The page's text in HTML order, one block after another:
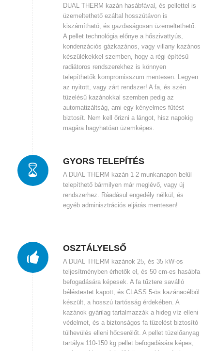
DUAL THERM kazán hasábfával, és pellettel is
üzemeltethető ezáltal hosszútávon is
kiszámítható, és gazdaságosan üzemeltethető.
A pellet technológia előnye a hőszivattyús,
kondenzációs gázkazános, vagy villany kazános
készülékekkel szemben, hogy a régi építésű
radiátoros rendszerekhez is könnyen
telepíthetők kompromisszum mentesen. Legyen
az nyitott, vagy zárt rendszer! A fa, és szén
tüzelésű kazánokkal szemben pedig az
automatizáltság, ami egy kényelmes fűtést
biztosít. Nem kell őrizni a lángot, hisz napokig
magára hagyhatóan üzemképes.
GYORS TELEPÍTÉS
A DUAL THERM kazán 1-2 munkanapon belül
telepíthető bármilyen már meglévő, vagy új
rendszerhez. Ráadásul engedély nélkül, és
egyéb adminisztrációs eljárás mentesen!
OSZTÁLYELSŐ
A DUAL THERM kazánok 25, és 35 kW-os
teljesítményben érhetők el, és 50 cm-es hasábfa
befogadására képesek. A fa tűztere saválló
béléstestet kapott, és CLASS 5-ös kazánacélból
készült, a hosszú tartósság érdekében. A
kazánok gyárilag tartalmazzák a hideg víz elleni
védelmet, és a biztonságos fa tüzelést biztosító
túlhevülés elleni hőcserélőt. A pellet tüzelőanyag
tartálya 110-150 kg pellet befogadására képes,